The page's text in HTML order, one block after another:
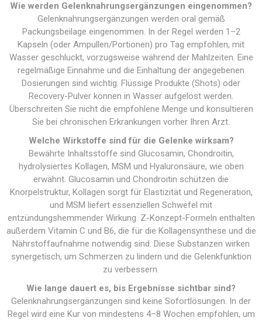
Wie werden Gelenknahrungsergänzungen eingenommen?
Gelenknahrungsergänzungen werden oral gemäß
Packungsbeilage eingenommen. In der Regel werden 1–2
Kapseln (oder Ampullen/Portionen) pro Tag empfohlen, mit
Wasser geschluckt, vorzugsweise während der Mahlzeiten. Eine
regelmäßige Einnahme und die Einhaltung der angegebenen
Dosierungen sind wichtig. Flüssige Produkte (Shots) oder
Recovery-Pulver können in Wasser aufgelöst werden.
Überschreiten Sie nicht die empfohlene Menge und konsultieren
Sie bei chronischen Erkrankungen vorher Ihren Arzt.
Welche Wirkstoffe sind für die Gelenke wirksam?
Bewährte Inhaltsstoffe sind Glucosamin, Chondroitin,
hydrolysiertes Kollagen, MSM und Hyaluronsäure, wie oben
erwähnt. Glucosamin und Chondroitin schützen die
Knorpelstruktur, Kollagen sorgt für Elastizität und Regeneration,
und MSM liefert essenziellen Schwefel mit
entzündungshemmender Wirkung. Z-Konzept-Formeln enthalten
außerdem Vitamin C und B6, die für die Kollagensynthese und die
Nährstoffaufnahme notwendig sind. Diese Substanzen wirken
synergetisch, um Schmerzen zu lindern und die Gelenkfunktion
zu verbessern.
Wie lange dauert es, bis Ergebnisse sichtbar sind?
Gelenknahrungsergänzungen sind keine Sofortlösungen. In der
Regel wird eine Kur von mindestens 4–8 Wochen empfohlen, um